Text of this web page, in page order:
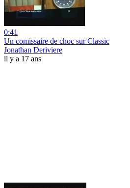
0:41
Un comissaire de choc sur Classic
Jonathan Deriviere
il y a 17 ans